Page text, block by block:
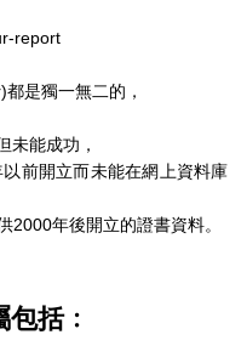
report
是獨一無二的，
未能成功，
前開立而未能在網上資料庫
2000年後開立的證書資料。
括﹕